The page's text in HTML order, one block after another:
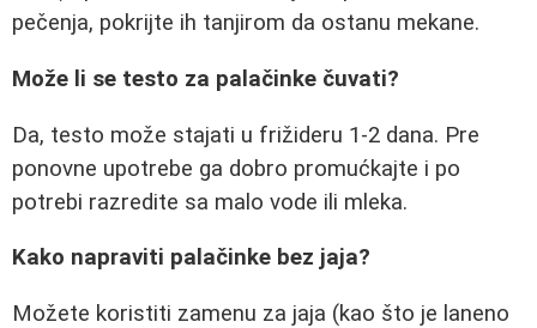
pečenja, pokrijte ih tanjirom da ostanu mekane.
Može li se testo za palačinke čuvati?
Da, testo može stajati u frižideru 1-2 dana. Pre
ponovne upotrebe ga dobro promućkajte i po
potrebi razredite sa malo vode ili mleka.
Kako napraviti palačinke bez jaja?
Možete koristiti zamenu za jaja (kao što je laneno